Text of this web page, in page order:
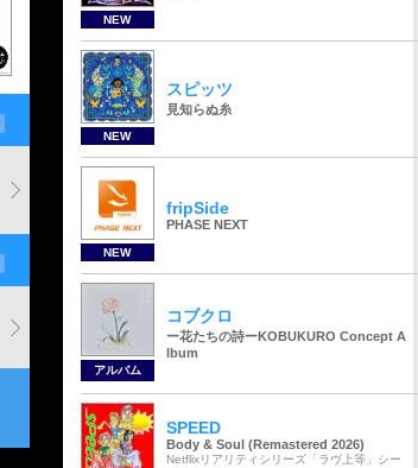
NEW
NEW
スピッツ
見知らぬ糸
NEW
fripSide
PHASE NEXT
アルバム
コブクロ
ー花たちの詩ーKOBUKURO Concept A
lbum
SPEED
Body & Soul (Remastered 2026)
Netflixリアリティシリーズ「ラヴ上等」シー